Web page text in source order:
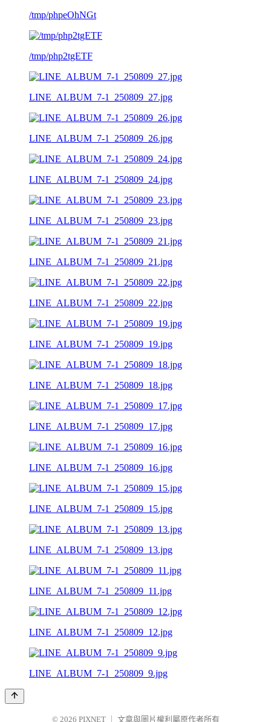
/tmp/phpeOhNGt
/tmp/php2tgETF
LINE_ALBUM_7-1_250809_27.jpg
LINE_ALBUM_7-1_250809_26.jpg
LINE_ALBUM_7-1_250809_24.jpg
LINE_ALBUM_7-1_250809_23.jpg
LINE_ALBUM_7-1_250809_21.jpg
LINE_ALBUM_7-1_250809_22.jpg
LINE_ALBUM_7-1_250809_19.jpg
LINE_ALBUM_7-1_250809_18.jpg
LINE_ALBUM_7-1_250809_17.jpg
LINE_ALBUM_7-1_250809_16.jpg
LINE_ALBUM_7-1_250809_15.jpg
LINE_ALBUM_7-1_250809_13.jpg
LINE_ALBUM_7-1_250809_11.jpg
LINE_ALBUM_7-1_250809_12.jpg
LINE_ALBUM_7-1_250809_9.jpg
© 2026 PIXNET 文章與圖片權利屬原作者所有